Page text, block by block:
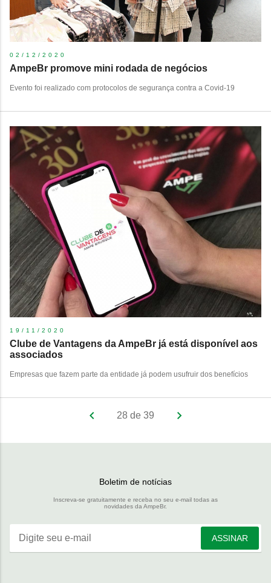
02/12/2020
AmpeBr promove mini rodada de negócios
Evento foi realizado com protocolos de segurança contra a Covid-19
19/11/2020
Clube de Vantagens da AmpeBr já está disponível aos
associados
Empresas que fazem parte da entidade já podem usufruir dos benefícios
28 de 39
Boletim de notícias
Inscreva-se gratuitamente e receba no seu e-mail todas as
novidades da AmpeBr.
Digite seu e-mail ASSINAR